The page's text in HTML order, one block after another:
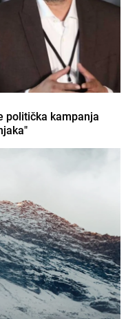
politička kampanja